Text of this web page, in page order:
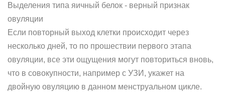
Выделения типа яичный белок - верный признак
овуляции
Если повторный выход клетки происходит через
несколько дней, то по прошествии первого этапа
овуляции, все эти ощущения могут повториться вновь,
что в совокупности, например с УЗИ, укажет на
двойную овуляцию в данном менструальном цикле.